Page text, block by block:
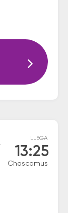
LLEGA
13:25
Chascomus